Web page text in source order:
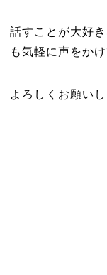
話すことが大好
も気軽に声をか
よろしくお願いし